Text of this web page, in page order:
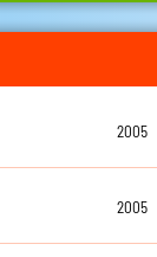
2005
2005